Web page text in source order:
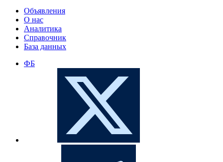
Объявления
О нас
Аналитика
Справочник
База данных
ФБ